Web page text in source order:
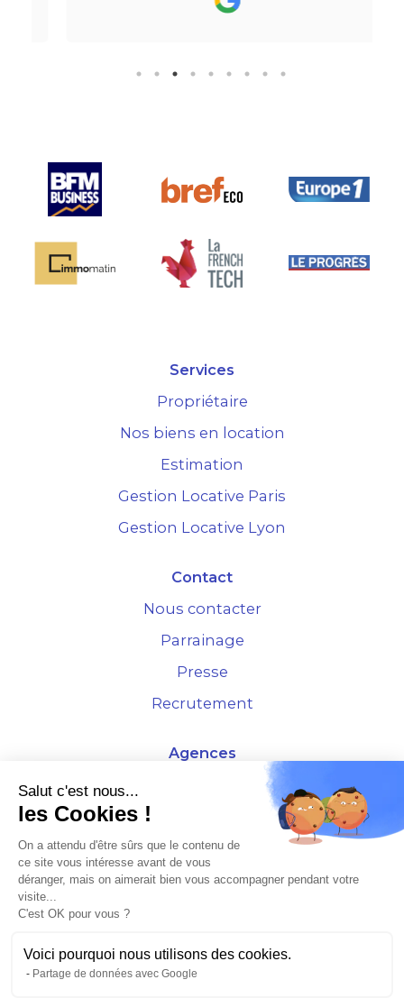
vraiment bien ! Je recommande
Services
Propriétaire
Nos biens en location
Estimation
Gestion Locative Paris
Gestion Locative Lyon
Contact
Nous contacter
Parrainage
Presse
Recrutement
Agences
4 Rue de la Bourse - 69001 Lyon
10 rue d'Austerlitz - 75012 Paris
À L'HORIZON 2025
Salut c'est nous...
les Cookies !
On a attendu d'être sûrs que le contenu de
ce site vous intéresse avant de vous
déranger, mais on aimerait bien vous accompagner pendant votre
visite...
C'est OK pour vous ?
Voici pourquoi nous utilisons des cookies.
Partage de données avec Google